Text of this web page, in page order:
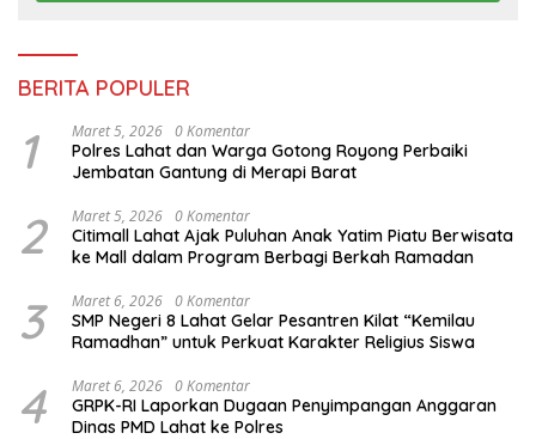
BERITA POPULER
1 Maret 5, 2026 0 Komentar
Polres Lahat dan Warga Gotong Royong Perbaiki
Jembatan Gantung di Merapi Barat
2 Maret 5, 2026 0 Komentar
Citimall Lahat Ajak Puluhan Anak Yatim Piatu Berwisata
ke Mall dalam Program Berbagi Berkah Ramadan
3 Maret 6, 2026 0 Komentar
SMP Negeri 8 Lahat Gelar Pesantren Kilat “Kemilau
Ramadhan” untuk Perkuat Karakter Religius Siswa
4 Maret 6, 2026 0 Komentar
GRPK-RI Laporkan Dugaan Penyimpangan Anggaran
Dinas PMD Lahat ke Polres